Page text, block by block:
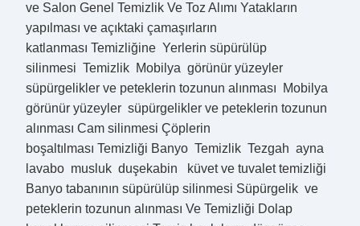
ve Salon Genel Temizlik Ve Toz Alımı Yatakların
yapılması ve açıktaki çamaşırların
katlanması Temizliğine Yerlerin süpürülüp
silinmesi Temizlik Mobilya görünür yüzeyler
süpürgelikler ve peteklerin tozunun alınması Mobilya
görünür yüzeyler süpürgelikler ve peteklerin tozunun
alınması Cam silinmesi Çöplerin
boşaltılması Temizliği Banyo Temizlik Tezgah ayna
lavabo musluk duşekabin küvet ve tuvalet temizliği
Banyo tabanının süpürülüp silinmesi Süpürgelik ve
peteklerin tozunun alınması Ve Temizliği Dolap